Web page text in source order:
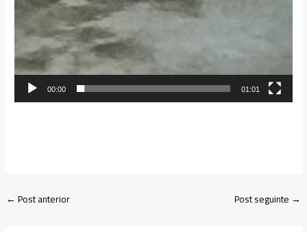
00:00 01:01
←Post anterior Post seguinte →